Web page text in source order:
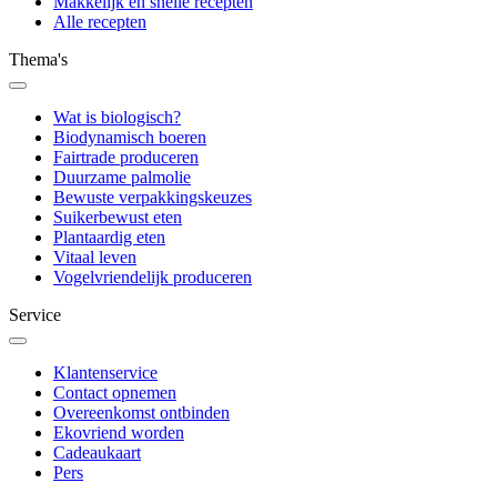
Alle recepten
Thema's
Wat is biologisch?
Biodynamisch boeren
Fairtrade produceren
Duurzame palmolie
Bewuste verpakkingskeuzes
Suikerbewust eten
Plantaardig eten
Vitaal leven
Vogelvriendelijk produceren
Service
Klantenservice
Contact opnemen
Overeenkomst ontbinden
Ekovriend worden
Cadeaukaart
Pers